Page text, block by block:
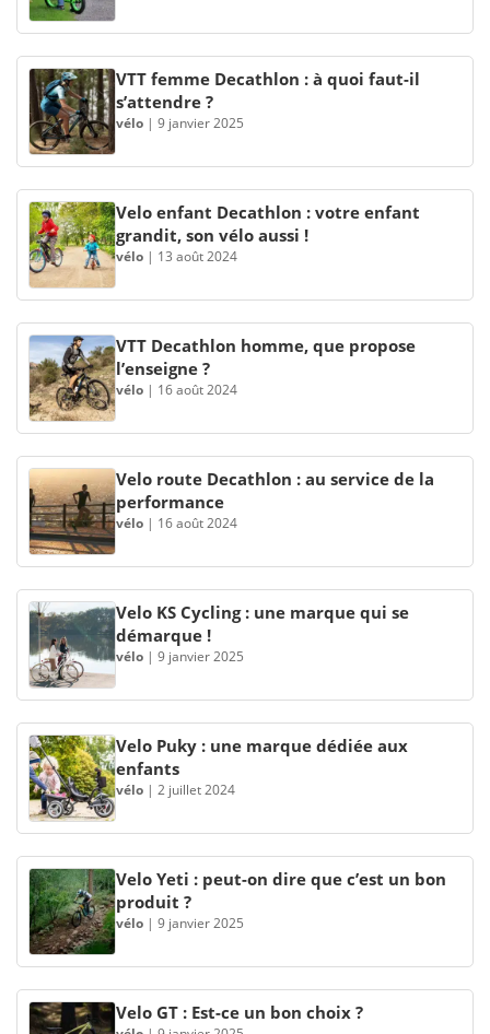
VTT femme Decathlon : à quoi faut-il
s’attendre ?
vélo | 9 janvier 2025
Velo enfant Decathlon : votre enfant
grandit, son vélo aussi !
vélo | 13 août 2024
VTT Decathlon homme, que propose
l’enseigne ?
vélo | 16 août 2024
Velo route Decathlon : au service de la
performance
vélo | 16 août 2024
Velo KS Cycling : une marque qui se
démarque !
vélo | 9 janvier 2025
Velo Puky : une marque dédiée aux
enfants
vélo | 2 juillet 2024
Velo Yeti : peut-on dire que c’est un bon
produit ?
vélo | 9 janvier 2025
Velo GT : Est-ce un bon choix ?